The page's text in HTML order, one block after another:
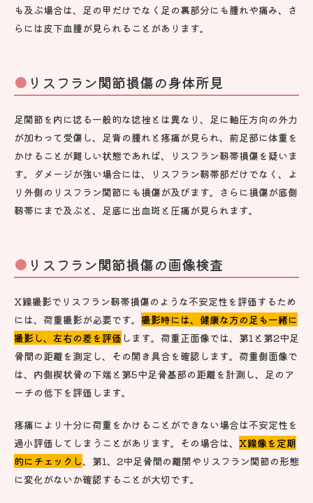
も及ぶ場合は、足の甲だけでなく足の裏部分にも腫れや痛み、さ
らには皮下血腫が見られることがあります。
リスフラン関節損傷の身体所見
足関節を内に捻る一般的な捻挫とは異なり、足に軸圧方向の外力
が加わって受傷し、足背の腫れと疼痛が見られ、前足部に体重を
かけることが難しい状態であれば、リスフラン靱帯損傷を疑いま
す。ダメージが強い場合には、リスフラン靱帯部だけでなく、よ
り外側のリスフラン関節にも損傷が及びます。さらに損傷が底側
靱帯にまで及ぶと、足底に出血斑と圧痛が見られます。
リスフラン関節損傷の画像検査
X線撮影でリスフラン靱帯損傷のような不安定性を評価するため
には、荷重撮影が必要です。 撮影時には、健康な方の足も一緒に
撮影し、左右の差を評価 します。荷重正面像では、第1と第2中足
骨間の距離を測定し、その開き具合を確認します。荷重側面像で
は、内側楔状骨の下端と第5中足骨基部の距離を計測し、足のア
ーチの低下を評価します。
疼痛により十分に荷重をかけることができない場合は不安定性を
過小評価してしまうことがあります。その場合は、 X線像を定期
的にチェックし、第1、2中足骨間の離開やリスフラン関節の形態
に変化がないか確認することが大切です。